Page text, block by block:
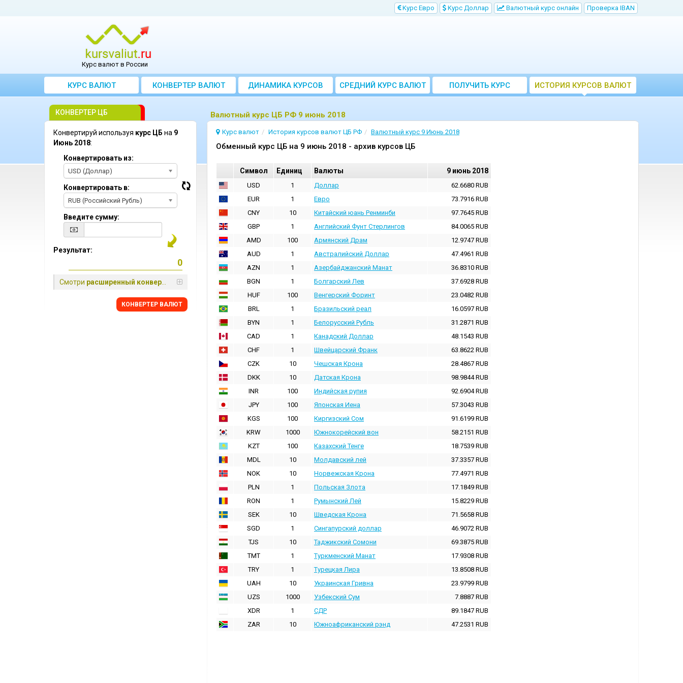
Kурс Евро Kурс Доллар Bалютный курс онлайн Проверка IBAN
Курс валют в России
КУРС ВАЛЮТ КОНВЕРТЕР ВАЛЮТ ДИНАМИКА КУРСОВ
CРЕДНИЙ КУРС ВАЛЮТ
ЗА МЕСЯЦ
ПОЛУЧИТЬ КУРС
ВАЛЮТ ЦБ
ИСТОРИЯ КУРСОВ ВАЛЮТ
ЦБ РФ
Bалютный курс ЦБ РФ 9 июнь 2018
Курс валют История курсов валют ЦБ РФ Валютный курс 9 Июнь 2018
Oбменный курс ЦБ на 9 июнь 2018 - архив курсов ЦБ
Cимвол Единиц Валюты 9 июнь 2018
USD 1 Доллар 62.6680 RUB
EUR
1 Евро 73.7916 RUB
CNY
10 Китайский юань Ренминби 97.7645 RUB
GBP
1 Английский Фунт Стерлингов 84.0065 RUB
AMD
100 Армянский Драм 12.9747 RUB
AUD
1 Австралийский Доллар 47.4961 RUB
AZN
1 Азербайджанский Манат 36.8310 RUB
BGN
1 Болгарский Лев 37.6928 RUB
HUF
100 Венгерский Форинт 23.0482 RUB
BRL
1 Бразильский реал 16.0597 RUB
BYN
1 Белорусский Рубль 31.2871 RUB
CAD
1 Канадский Доллар 48.1543 RUB
CHF
1 Швейцарский Франк 63.8622 RUB
CZK
10 Чешская Крона 28.4867 RUB
DKK
10 Датская Крона 98.9844RUB
INR
100 Индийская pупия 92.6904RUB
JPY
100 Японская Иена 57.3043 RUB
KGS
100 Киргизский Сом 91.6199 RUB
KRW
1000 Южнокорейский вон 58.2151 RUB
KZT
100 Казахский Тенге 18.7539 RUB
MDL
10 Молдавский лей 37.3357 RUB
NOK
10 Норвежская Крона 77.4971 RUB
PLN
1 Польская Злота 17.1849 RUB
RON
1 Румынский Лей 15.8229 RUB
SEK
10 Шведская Крона 71.5658 RUB
SGD
1 Сингапурский доллар 46.9072 RUB
TJS
10 Таджикский Сомони 69.3875 RUB
TMT
1 Туркменский Манат 17.9308 RUB
TRY
1 Турецкая Лира 13.8508 RUB
UAH
10 Украинская Гривна 23.9799 RUB
UZS
1000 Узбекский Сум 7.8887 RUB
XDR
1 СДР 89.1847 RUB
ZAR
10 Южноафриканский рэнд 47.2531 RUB
КОНВЕРТЕР ЦБ
Конвертируй используя курс ЦБ на 9
Июнь 2018:
Конвертировать из:
USD (Доллар)
Конвертировать в:
RUB (Российский Рубль)
Введите сумму:
Результат:
Смотри расширенный конвертер
КОНВЕРТЕР ВАЛЮТ